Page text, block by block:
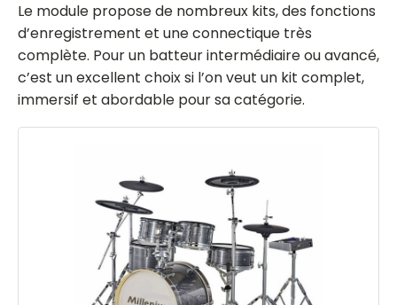
Le module propose de nombreux kits, des fonctions
d’enregistrement et une connectique très
complète. Pour un batteur intermédiaire ou avancé,
c’est un excellent choix si l’on veut un kit complet,
immersif et abordable pour sa catégorie.